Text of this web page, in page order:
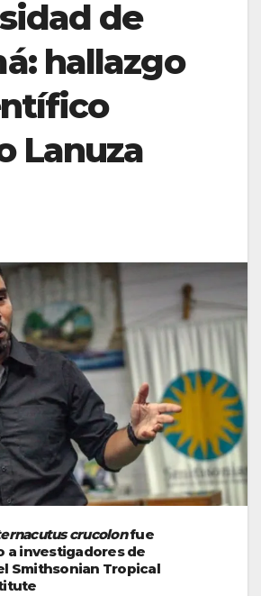
de
hallazgo
Lanuza
crucolonfue
a investigadores de
Smithsonian Tropical